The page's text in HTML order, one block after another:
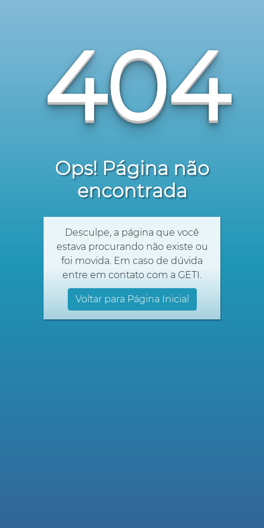
404
Ops! Página não
encontrada
Desculpe, a página que você
estava procurando não existe ou
foi movida. Em caso de dúvida
entre em contato com a GETI.
Voltar para Página Inicial